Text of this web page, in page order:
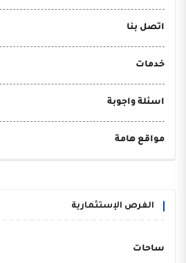
اتصل بنا
خدمات
اسئلة واجوبة
مواقع هامة
الفرص الإستثمارية
ساحات